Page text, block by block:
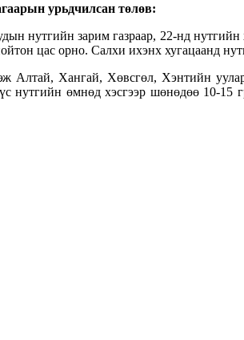
урьдчилсан төлөв:
нутгийн зарим газраар, 22-нд
цас орно. Салхи ихэнх хугацаанд
Алтай, Хангай, Хөвсгөл, Хэнтийн
нутгийн өмнөд хэсгээр шөнөдөө 10-15